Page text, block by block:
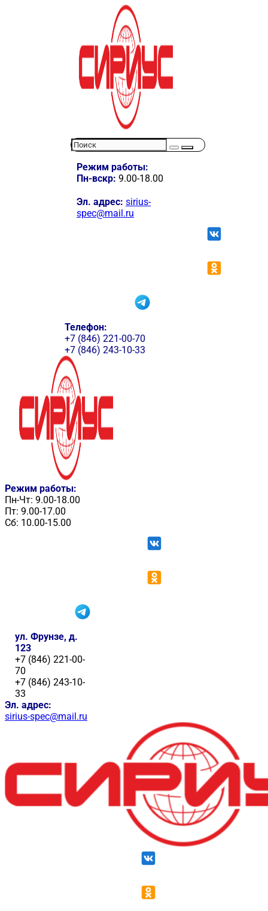
Режим работы:
Пн-вскр: 9.00-18.00
Эл. адрес: sirius-
spec@mail.ru
Телефон:
+7 (846) 221-00-70
+7 (846) 243-10-33
Режим работы:
Пн-Чт: 9.00-18.00
Пт: 9.00-17.00
Сб: 10.00-15.00
ул. Фрунзе, д.
123
+7 (846) 221-00-
70
+7 (846) 243-10-
33
Эл. адрес:
sirius-spec@mail.ru